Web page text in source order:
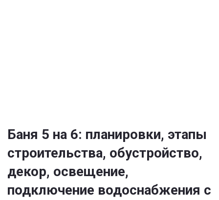
Баня 5 на 6: планировки, этапы
строительства, обустройство,
декор, освещение,
подключение водоснабжения с